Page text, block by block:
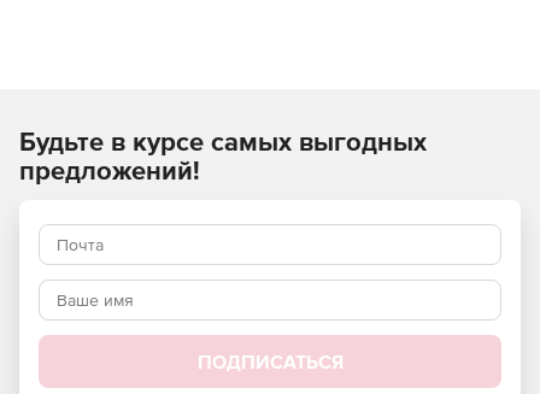
Будьте в курсе самых выгодных
предложений!
ПОДПИСАТЬСЯ